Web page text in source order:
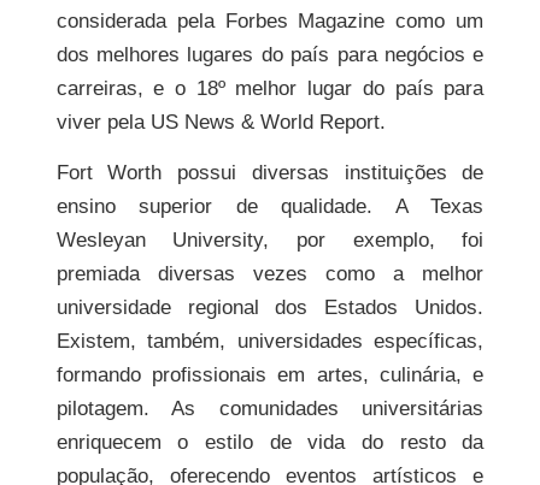
considerada pela Forbes Magazine como um
dos melhores lugares do país para negócios e
carreiras, e o 18º melhor lugar do país para
viver pela US News & World Report.
Fort Worth possui diversas instituições de
ensino superior de qualidade. A Texas
Wesleyan University, por exemplo, foi
premiada diversas vezes como a melhor
universidade regional dos Estados Unidos.
Existem, também, universidades específicas,
formando profissionais em artes, culinária, e
pilotagem. As comunidades universitárias
enriquecem o estilo de vida do resto da
população, oferecendo eventos artísticos e